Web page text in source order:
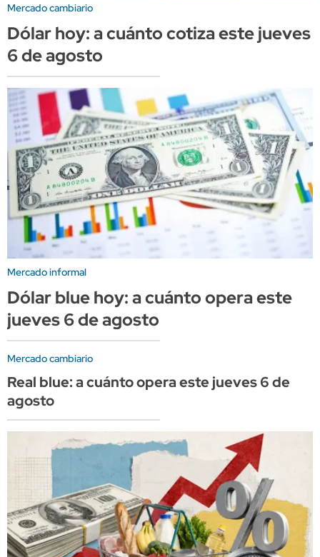
Mercado cambiario
Dólar hoy: a cuánto cotiza este jueves
6 de agosto
Mercado informal
Dólar blue hoy: a cuánto opera este
jueves 6 de agosto
Mercado cambiario
Real blue: a cuánto opera este jueves 6 de
agosto